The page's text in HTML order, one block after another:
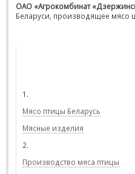
ОАО «Агрокомбинат
Беларуси, производящее мясо
1.
Мясо птицы Беларусь
Мясные изделия
2.
Производство мяса птицы